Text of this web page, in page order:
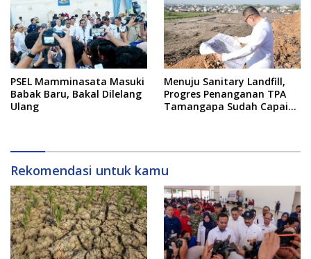
PSEL Mamminasata Masuki
Babak Baru, Bakal Dilelang
Ulang
Menuju Sanitary Landfill,
Progres Penanganan TPA
Tamangapa Sudah Capai
Rekomendasi untuk kamu